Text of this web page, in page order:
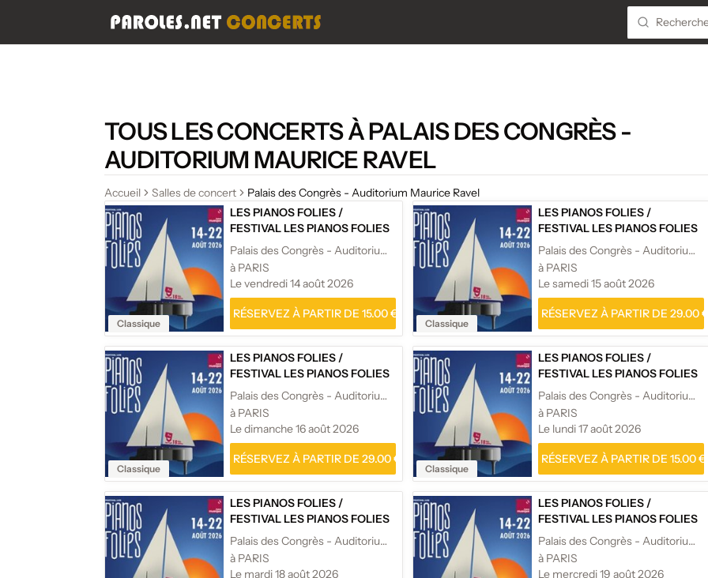
TOUS LES CONCERTS À PALAIS DES CONGRÈS -
AUDITORIUM MAURICE RAVEL
Accueil Salles de concert Palais des Congrès - Auditorium Maurice Ravel
Classique
LES PIANOS FOLIES /
FESTIVAL LES PIANOS FOLIES
Palais des Congrès - Auditorium Maurice Ravel
à PARIS
Le vendredi 14 août 2026
RÉSERVEZ À PARTIR DE 15.00 €
Classique
LES PIANOS FOLIES /
FESTIVAL LES PIANOS FOLIES
Palais des Congrès - Auditorium Maurice Ravel
à PARIS
Le samedi 15 août 2026
RÉSERVEZ À PARTIR DE 29.00
Classique
LES PIANOS FOLIES /
FESTIVAL LES PIANOS FOLIES
Palais des Congrès - Auditorium Maurice Ravel
à PARIS
Le dimanche 16 août 2026
RÉSERVEZ À PARTIR DE 29.00 €
Classique
LES PIANOS FOLIES /
FESTIVAL LES PIANOS FOLIES
Palais des Congrès - Auditorium Maurice Ravel
à PARIS
Le lundi 17 août 2026
RÉSERVEZ À PARTIR DE 15.00 €
LES PIANOS FOLIES /
FESTIVAL LES PIANOS FOLIES
Palais des Congrès - Auditorium Maurice Ravel
à PARIS
Le mardi 18 août 2026
LES PIANOS FOLIES /
FESTIVAL LES PIANOS FOLIES
Palais des Congrès - Auditorium Maurice Ravel
à PARIS
Le mercredi 19 août 2026